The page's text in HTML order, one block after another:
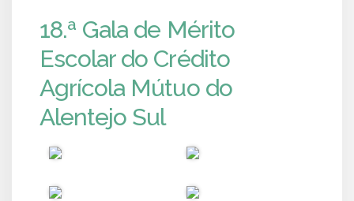
18.ª Gala de Mérito
Escolar do Crédito
Agrícola Mútuo do
Alentejo Sul